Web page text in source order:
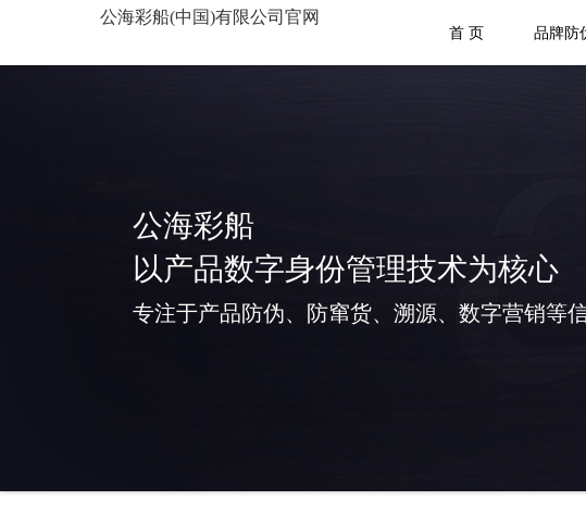
公海彩船(中国)有限公司官网
首 页 品牌防
公海彩船
以产品数字身份管理技术为核心
专注于产品防伪、防窜货、溯源、数字营销等